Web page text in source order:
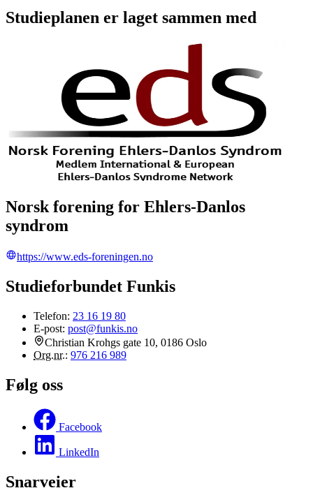
Studieplanen er laget sammen med
Norsk forening for Ehlers-Danlos
syndrom
https://www.eds-foreningen.no
Studieforbundet Funkis
Telefon: 23 16 19 80
E-post: post@funkis.no
Christian Krohgs gate 10, 0186 Oslo
Org.nr.: 976 216 989
Følg oss
Facebook
LinkedIn
Snarveier